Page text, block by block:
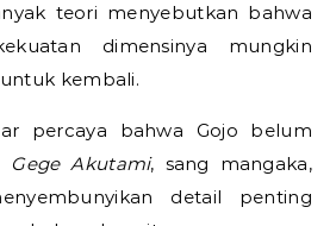
teori menyebutkan bahwa
dimensinya mungkin
kembali.
percaya bahwa Gojo belum
Gege Akutami, sang mangaka,
detail penting